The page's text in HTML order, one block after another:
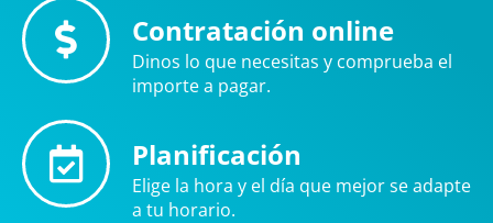
Contratación online
Dinos lo que necesitas y comprueba el
importe a pagar.
Planificación
Elige la hora y el día que mejor se adapte
a tu horario.